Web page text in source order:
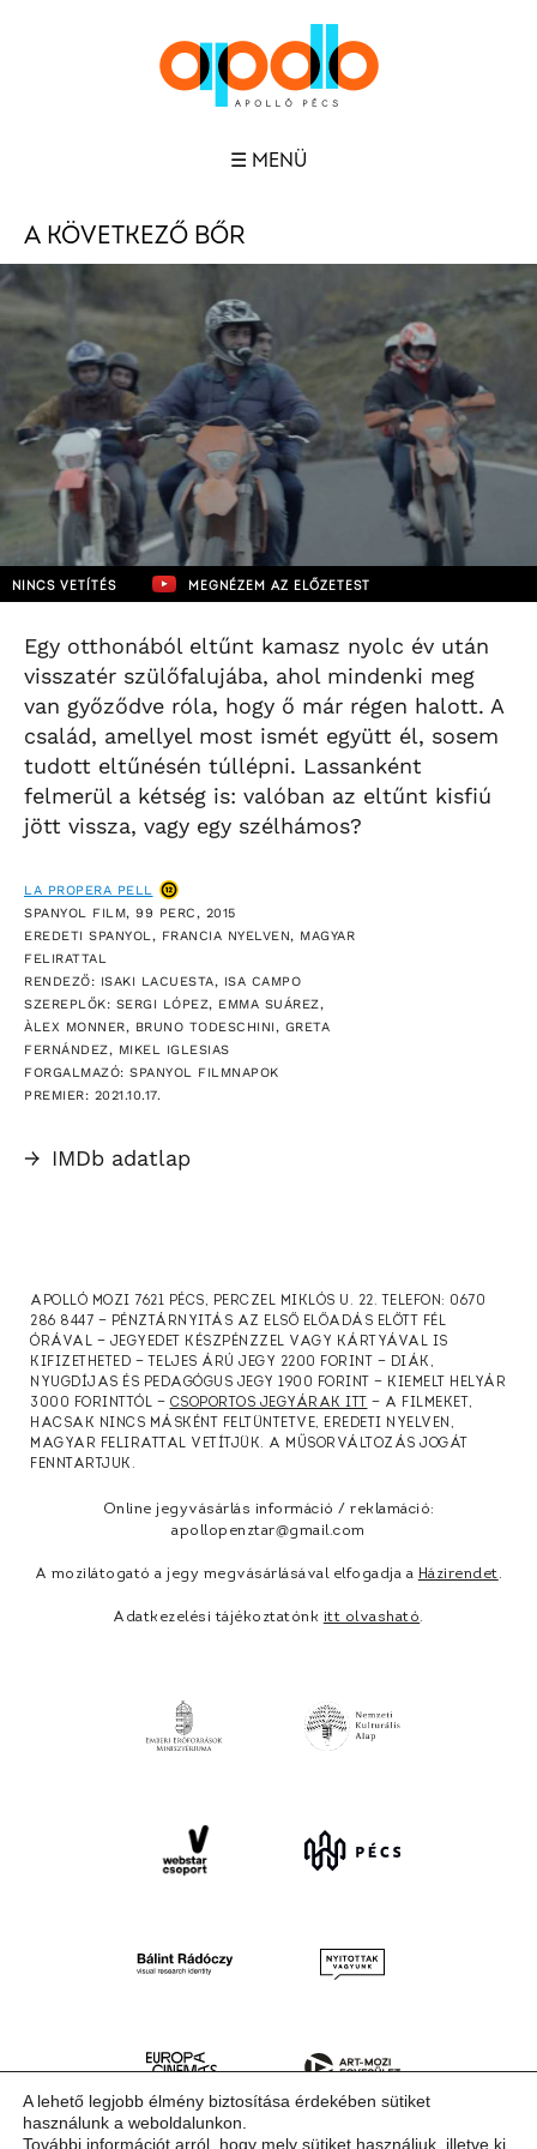
☰ MENÜ
A KÖVETKEZŐ BŐR
NINCS VETÍTÉS MEGNÉZEM AZ ELŐZETEST
Egy otthonából eltűnt kamasz nyolc év után
visszatér szülőfalujába, ahol mindenki meg
van győződve róla, hogy ő már régen halott. A
család, amellyel most ismét együtt él, sosem
tudott eltűnésén túllépni. Lassanként
felmerül a kétség is: valóban az eltűnt kisfiú
jött vissza, vagy egy szélhámos?
LA PROPERA PELL
SPANYOL FILM, 99 PERC, 2015
EREDETI SPANYOL, FRANCIA NYELVEN, MAGYAR
FELIRATTAL
RENDEZŐ: ISAKI LACUESTA, ISA CAMPO
SZEREPLŐK: SERGI LÓPEZ, EMMA SUÁREZ,
ÀLEX MONNER, BRUNO TODESCHINI, GRETA
FERNÁNDEZ, MIKEL IGLESIAS
FORGALMAZÓ: SPANYOL FILMNAPOK
PREMIER: 2021.10.17.
→ IMDb adatlap
APOLLÓ MOZI 7621 PÉCS, PERCZEL MIKLÓS U. 22. TELEFON: 0670
286 8447 — PÉNZTÁRNYITÁS AZ ELSŐ ELŐADÁS ELŐTT FÉL
ÓRÁVAL — JEGYEDET KÉSZPÉNZZEL VAGY KÁRTYÁVAL IS
KIFIZETHETED — TELJES ÁRÚ JEGY 2200 FORINT — DIÁK,
NYUGDÍJAS ÉS PEDAGÓGUS JEGY 1900 FORINT — KIEMELT HELYÁR
3000 FORINTTÓL — CSOPORTOS JEGYÁRAK ITT
— A FILMEKET,
HACSAK NINCS MÁSKÉNT FELTÜNTETVE, EREDETI NYELVEN,
MAGYAR FELIRATTAL VETÍTJÜK. A MŰSORVÁLTOZÁS JOGÁT
FENNTARTJUK.
Online jegyvásárlás információ / reklamáció:
apollopenztar@gmail.com
A mozilátogató a jegy megvásárlásával elfogadja a Házirendet.
Adatkezelési tájékoztatónk itt olvasható.
A lehető legjobb élmény biztosítása érdekében sütiket
használunk a weboldalunkon.
További információt arról, hogy mely sütiket használjuk, illetve ki